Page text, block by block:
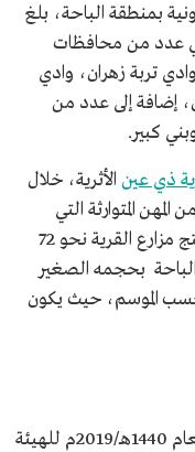
بمنطقة الباحة، بلغ
منتشرة في عدد من محافظات
تربة زهران، وادي
إضافة إلى عدد من
كبير.
ذي عين الأثرية، خلال
المتوارثة التي
يعمل بها أهالي المنطقة قديمًا وحديثًا، وتنتج مزارع القرية نحو 72
بحجمه الصغير
الموسم، حيث يكون
أظهرت نتائج نشرة مسح الإنتاج الزراعي لعام 1440هـ/2019م للهيئة